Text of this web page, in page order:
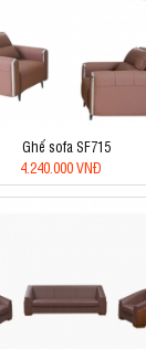
Ghế sofa SF715
4.240.000 VNĐ